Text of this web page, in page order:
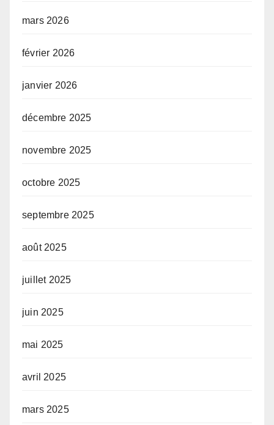
mars 2026
février 2026
janvier 2026
décembre 2025
novembre 2025
octobre 2025
septembre 2025
août 2025
juillet 2025
juin 2025
mai 2025
avril 2025
mars 2025